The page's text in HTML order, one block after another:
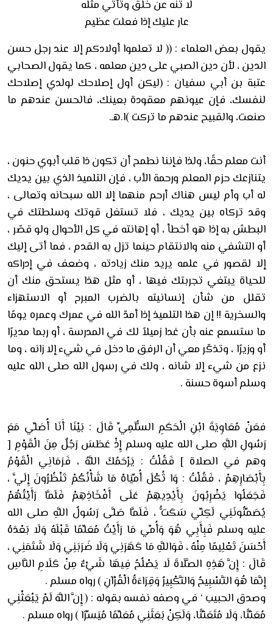
لا تنه عن خلق وتأتي مثله
عار عليك إذا فعلت عظيم
يقول بعض العلماء : (( لا تعلموا أولادكم إلا عند رجل حسن
الدين ، لأن دين الصبي على دين معلمه ، كما يقول الصحابي
عتبة بن أبي سفيان : (ليكن أول إصلاحك لولدي إصلاحك
لنفسك، فإن عيونهم معقودة بعينك، فالحسن عندهم ما
صنعت، والقبيح عندهم ما تركت )ا.هـ.
أنت معلم حقًا، ولذا فإننا نطمح أن تكون ذا قلب أبوي حنون ،
يتنازعك حزم المعلم ورحمة الأب ، فإن التلميذ الذي بين يديك
له أب وأم ليس هناك أرحم منهما إلا الله سبحانه وتعالى ،
وقد تركاه بين يديك ، فلا تستغل قوتك وسلطتك في
البطش به إذا هو أخطأ ، أو إهانته في كل الأحوال ولو قصّر ،
أو التشفي منه والانتقام حينما تزل به القدم ، فما أتى إليك
إلا لقصور في علمه يريد منك زيادته ، وضعف في إدراكه
للحياة يبتغي تجربتك فيها ، أو مثل هذا يستحق منك أن
تقلل من شأن إنسانيته بالضرب المبرح أو الاستهزاء
والسخرية !! إن هذا التلميذ إذا أمدّ الله في عمرك وعمره يومًا
ما ستسمع عنه بأن غدا زميلاً لك في المدرسة ، أو ربما مديرًا
أو وزيرًا ، وتذكّر معي أن الرفق ما دخل في شيء إلا زانه ، وما
نزع من شيء إلا شانه ، ولك في رسول الله صلى الله عليه
وسلم أسوة حسنة .
فعَنْ مُعَاوِيَةَ ابْنِ الْحَكَمِ السُّلَمِيِّ قَالَ : بَيْنَا أَنَا أُصَلِّي مَعَ
رَسُولِ اللَّهِ صلى الله عليه وسلم إِذْ عَطَسَ رَجُلٌ مِنَ الْقَوْمِ [
وهم في الصلاة ] فَقُلْتُ : يَرْحَمُكَ اللَّهُ ، فَرَمَانِي الْقَوْمُ
بِأَبْصَارِهِمْ ، فَقُلْتُ : وَا ثُكْلَ أُمِّيَاهْ مَا شَأْنُكُمْ تَنْظُرُونَ إِلَيَّ ،
فَجَعَلُوا يَضْرِبُونَ بِأَيْدِيهِمْ عَلَى أَفْخَاذِهِمْ فَلَمَّا رَأَيْتُهُمْ
يُصَمِّتُونَنِي لَكِنِّي سَكَتُّ ، فَلَمَّا صَلَّى رَسُولُ اللَّهِ صلى الله
عليه وسلم فَبِأَبِي هُوَ وَأُمِّي مَا رَأَيْتُ مُعَلِّمًا قَبْلَهُ وَلَا بَعْدَهُ
أَحْسَنَ تَعْلِيمًا مِنْهُ ، فَوَاللَّهِ مَا كَهَرَنِي وَلَا ضَرَبَنِي وَلَا شَتَمَنِي ،
قَالَ : إِنَّ هَذِهِ الصَّلَاةَ لَا يَصْلُحُ فِيهَا شَيْءٌ مِنْ كَلَامِ النَّاسِ
إِنَّمَا هُوَ التَّسْبِيحُ وَالتَّكْبِيرُ وَقِرَاءَةُ الْقُرْآنِ ) رواه مسلم .
وصدق الحبيب ‘ في وصفه نفسه بقوله : (إِنَّ اللَّهَ لَمْ يَبْعَثْنِي
مُعَنِّتًا، وَلَا مُتَعَنِّتًا، وَلَكِنْ بَعَثَنِي مُعَلِّمًا مُيَسِّرًا ) رواه مسلم .